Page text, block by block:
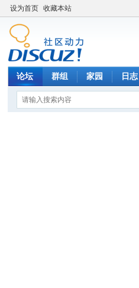
设为首页 收藏本站
论坛 群组 家园 日志